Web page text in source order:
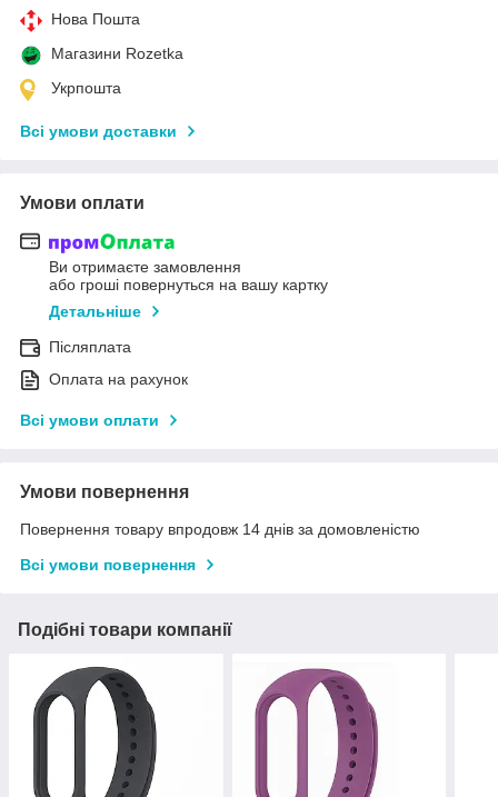
Нова Пошта
Магазини Rozetka
Укрпошта
Всі умови доставки
Умови оплати
Ви отримаєте замовлення
або гроші повернуться на вашу картку
Детальніше
Післяплата
Оплата на рахунок
Всі умови оплати
Умови повернення
Повернення товару впродовж 14 днів за домовленістю
Всі умови повернення
Подібні товари компанії